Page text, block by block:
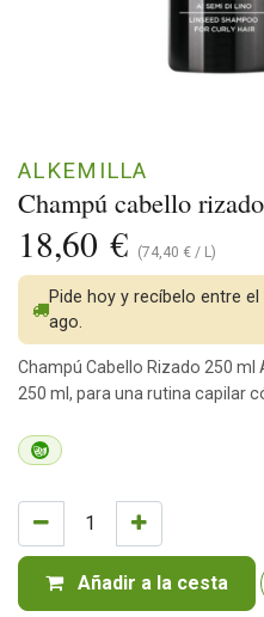
Champú cabello
ALKEMILLA
18,60 € (74,40 € / L )
Añadir a la cesta
Pide hoy y recíbelo entre
ago.
Champú Cabello Rizado 250
250 ml, para una rutina capilar